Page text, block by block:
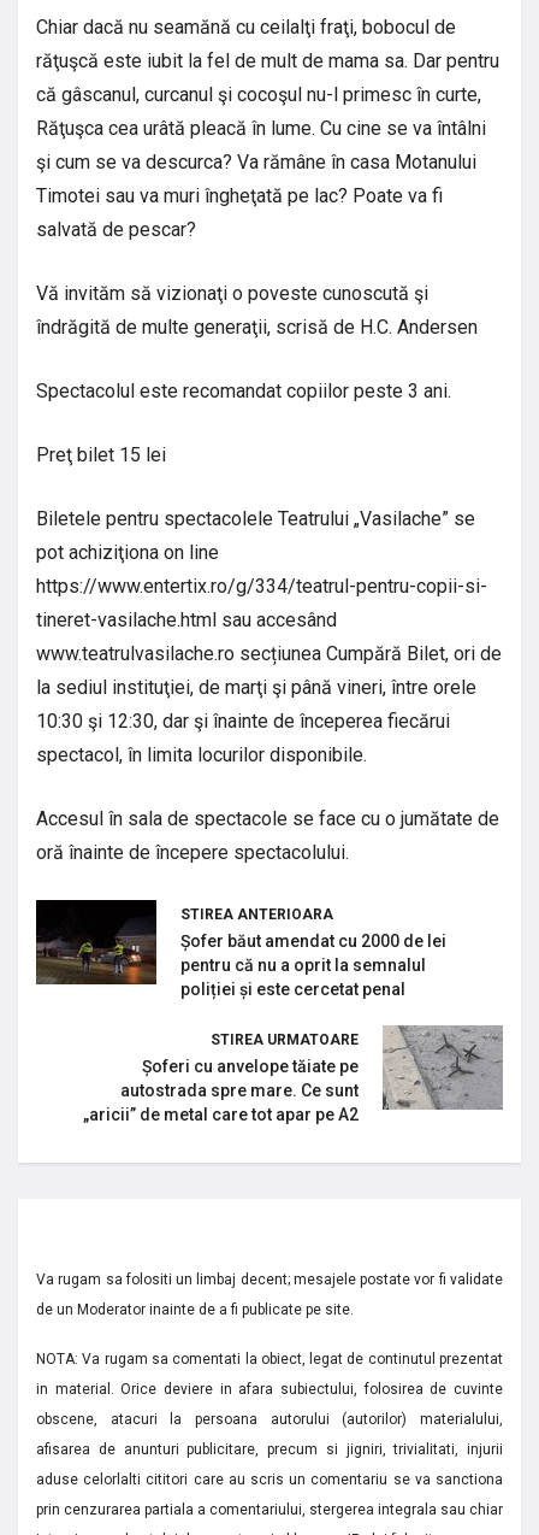
Chiar dacă nu seamănă cu ceilalţi fraţi, bobocul de
răţuşcă este iubit la fel de mult de mama sa. Dar pentru
că gâscanul, curcanul şi cocoşul nu-l primesc în curte,
Răţuşca cea urâtă pleacă în lume. Cu cine se va întâlni
şi cum se va descurca? Va rămâne în casa Motanului
Timotei sau va muri îngheţată pe lac? Poate va fi
salvată de pescar?
Vă invităm să vizionaţi o poveste cunoscută şi
îndrăgită de multe generaţii, scrisă de H.C. Andersen
Spectacolul este recomandat copiilor peste 3 ani.
Preţ bilet 15 lei
Biletele pentru spectacolele Teatrului „Vasilache” se
pot achiziţiona on line
https://www.entertix.ro/g/334/teatrul-pentru-copii-si-
tineret-vasilache.html sau accesând
www.teatrulvasilache.ro secțiunea Cumpără Bilet, ori de
la sediul instituţiei, de marţi şi până vineri, între orele
10:30 şi 12:30, dar şi înainte de începerea fiecărui
spectacol, în limita locurilor disponibile.
Accesul în sala de spectacole se face cu o jumătate de
oră înainte de începere spectacolului.
STIREA ANTERIOARA
Șofer băut amendat cu 2000 de lei
pentru că nu a oprit la semnalul
poliției și este cercetat penal
STIREA URMATOARE
Șoferi cu anvelope tăiate pe
autostrada spre mare. Ce sunt
„aricii” de metal care tot apar pe A2
Va rugam sa folositi un limbaj decent; mesajele postate vor fi validate
de un Moderator inainte de a fi publicate pe site.
NOTA: Va rugam sa comentati la obiect, legat de continutul prezentat
in material. Orice deviere in afara subiectului, folosirea de cuvinte
obscene, atacuri la persoana autorului (autorilor) materialului,
afisarea de anunturi publicitare, precum si jigniri, trivialitati, injurii
aduse celorlalti cititori care au scris un comentariu se va sanctiona
prin cenzurarea partiala a comentariului, stergerea integrala sau chiar